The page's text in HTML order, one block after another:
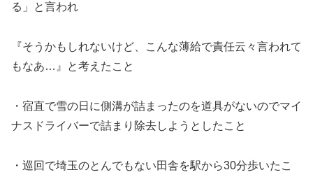
る」と言われ
『そうかもしれないけど、こんな薄給で責任云々言われて
もなあ…』と考えたこと
・宿直で雪の日に側溝が詰まったのを道具がないのでマイ
ナスドライバーで詰まり除去しようとしたこと
・巡回で埼玉のとんでもない田舎を駅から30分歩いたこ